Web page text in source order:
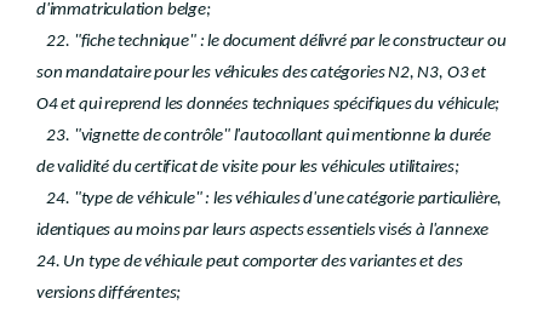
d'immatriculation belge;
22. "fiche technique" : le document délivré par le constructeur ou
son mandataire pour les véhicules des catégories N2, N3, O3 et
O4 et qui reprend les données techniques spécifiques du véhicule;
23. "vignette de contrôle" l'autocollant qui mentionne la durée
de validité du certificat de visite pour les véhicules utilitaires;
24. "type de véhicule" : les véhicules d'une catégorie particulière,
identiques au moins par leurs aspects essentiels visés à l'annexe
24. Un type de véhicule peut comporter des variantes et des
versions différentes;